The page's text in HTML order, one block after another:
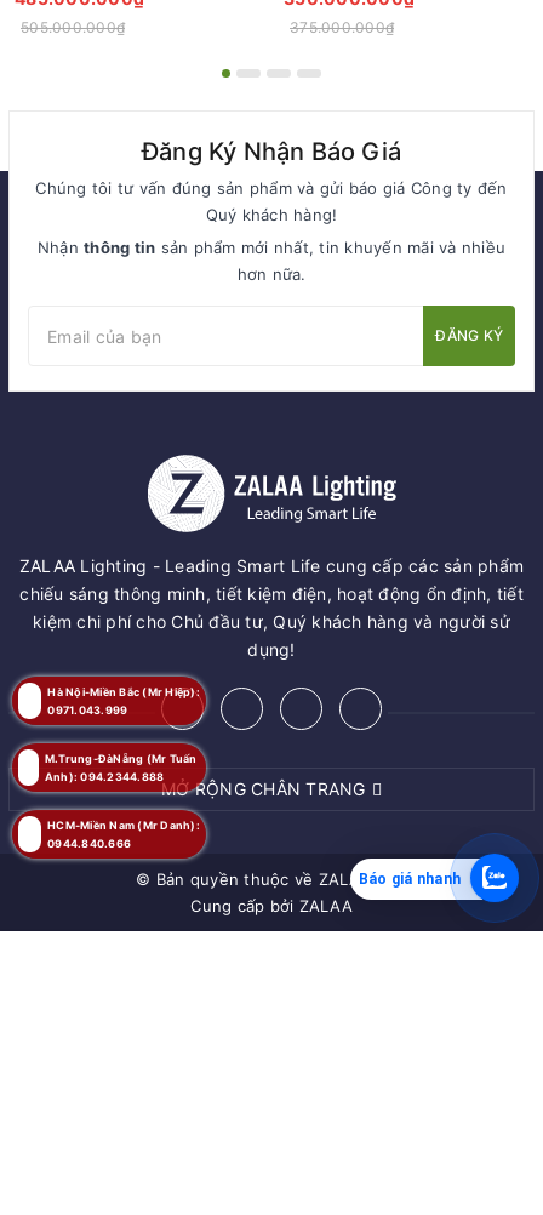
505.000.000₫
Tree Series
375.000.000₫
Đăng Ký Nhận Báo Giá
Chúng tôi tư vấn đúng sản phẩm và gửi báo giá Công ty đến
Quý khách hàng!
Nhậnthông tin sản phẩm mới nhất, tin khuyến mãi và nhiều
hơn nữa.
ĐĂNG KÝ
ZALAA Lighting - Leading Smart Life cung cấp các sản phẩm
chiếu sáng thông minh, tiết kiệm điện, hoạt động ổn định, tiết
kiệm chi phí cho Chủ đầu tư, Quý khách hàng và người sử
dụng!
MỞ RỘNG CHÂN TRANG
© Bản quyền thuộc về ZALAA JSC
Cung cấp bởi ZALAA
HCM-Miền Nam (Mr Danh):
0944.840.666
Hà Nội-Miền Bắc (Mr Hiệp):
0971.043.999
M.Trung-ĐàNẵng (Mr Tuấn
Anh): 094.2344.888
Báo giá nhanh